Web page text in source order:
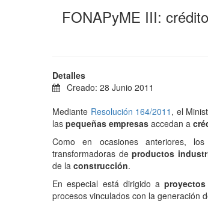
FONAPyME III:
Detalles
Creado: 28 Junio 2011
Mediante Resolución 164/2011 , el
las pequeñas empresas accedan a
Como en ocasiones anteriores,
transformadoras deproductos
de la construcción.
En especial está dirigido a
procesos vinculados con la generación